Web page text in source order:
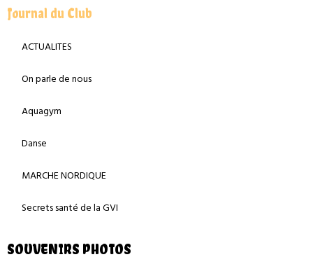
Journal du Club
ACTUALITES
On parle de nous
Aquagym
Danse
MARCHE NORDIQUE
Secrets santé de la GVI
SOUVENIRS PHOTOS